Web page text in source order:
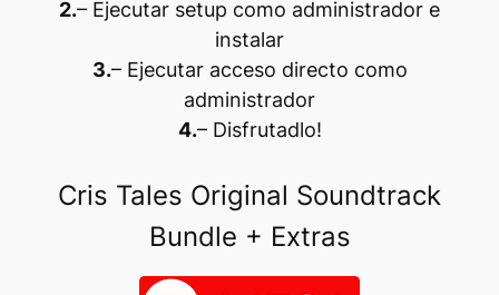
2.– Ejecutar setup como administrador e
instalar
3.– Ejecutar acceso directo como
administrador
4.– Disfrutadlo!
Cris Tales Original Soundtrack
Bundle + Extras